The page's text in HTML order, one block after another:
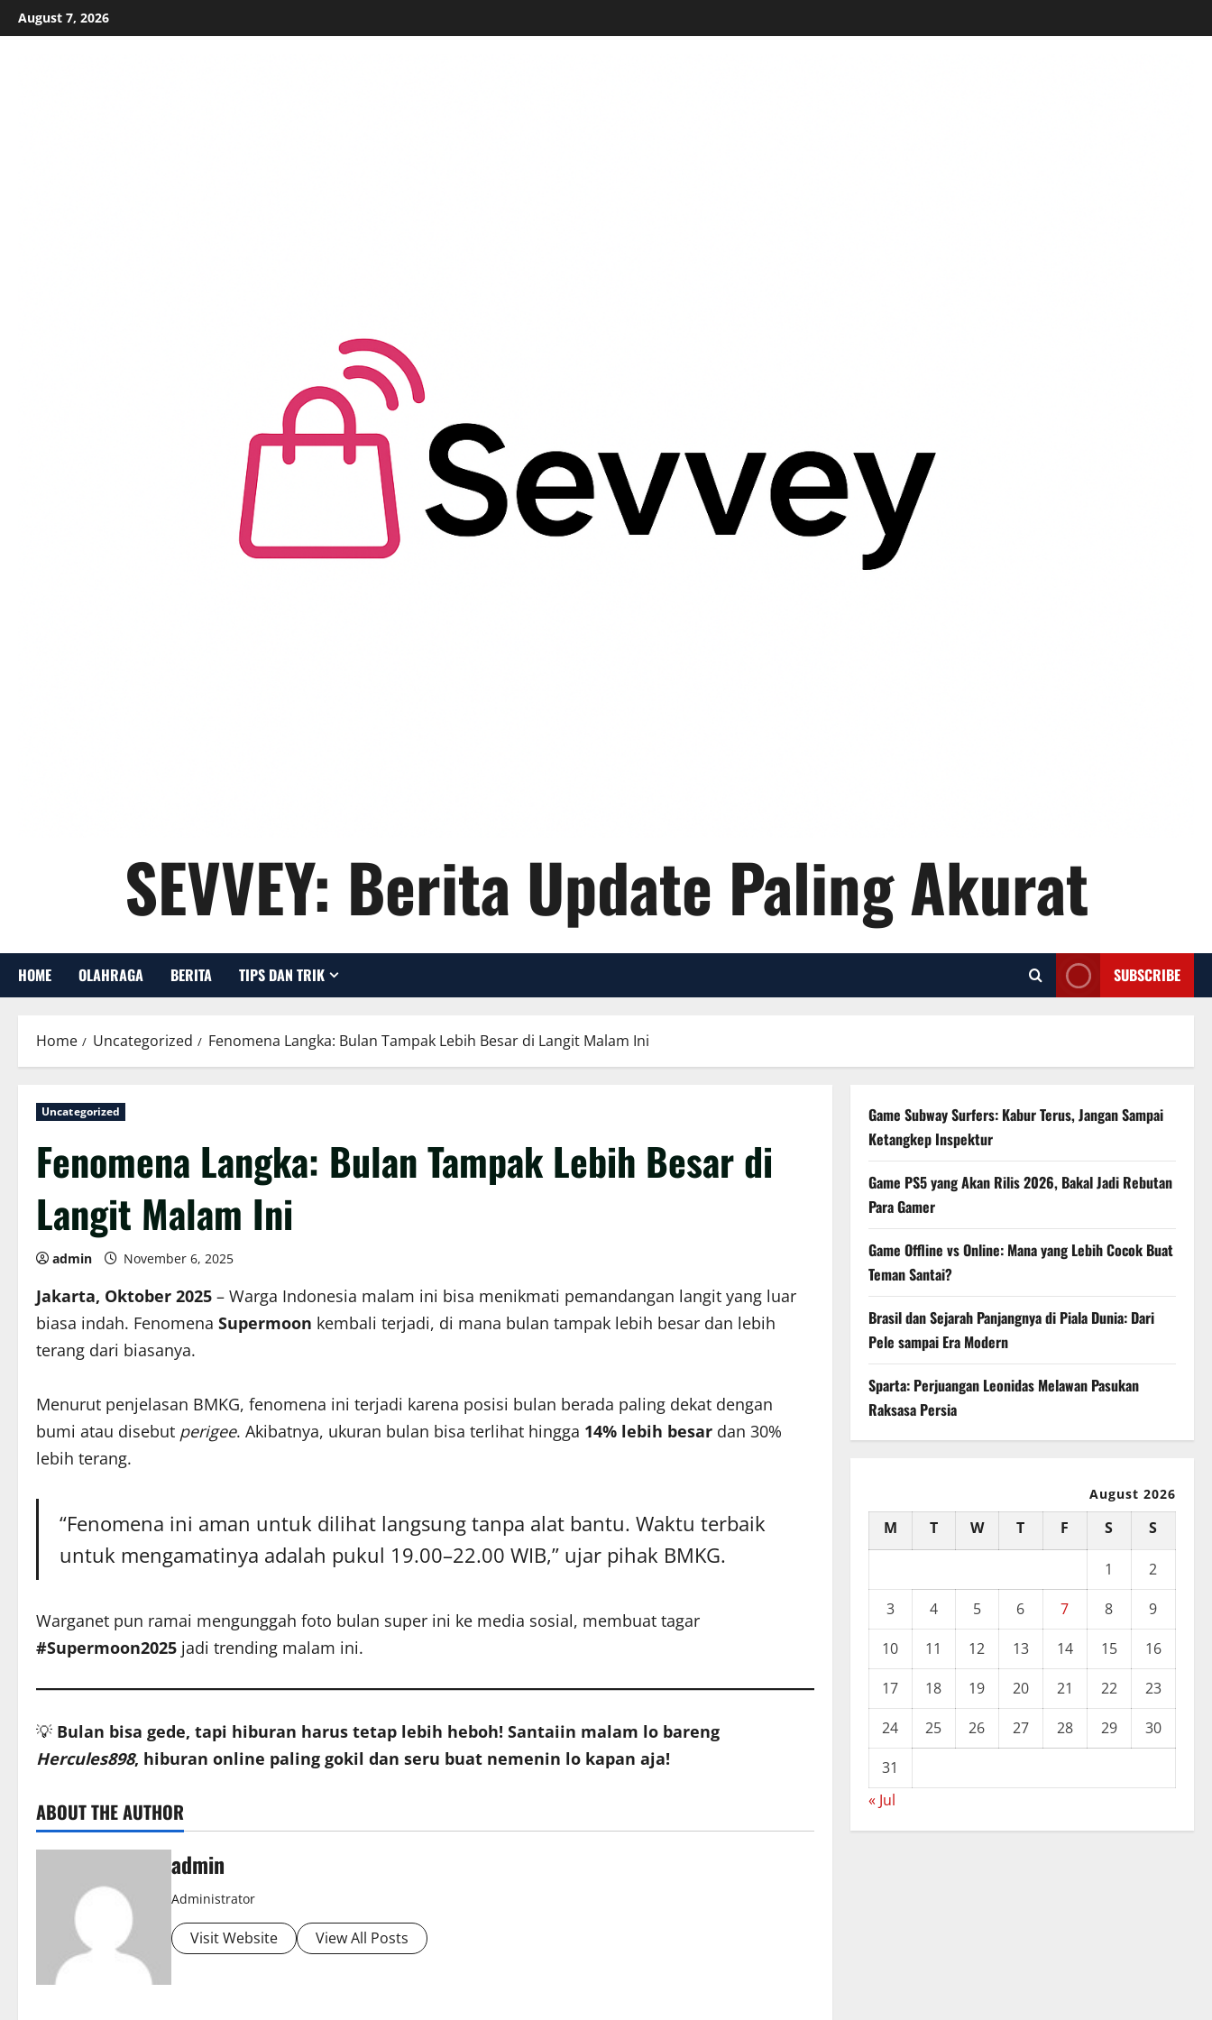
Skip
to
August 7, 2026
SEVVEY: Berita Update Paling Akurat
HOME OLAHRAGA BERITA TIPS DAN TRIK SUBSCRIBE
Home Uncategorized Fenomena Langka: Bulan Tampak Lebih Besar di Langit Malam Ini
Uncategorized
Fenomena Langka: Bulan Tampak Lebih Besar di
Langit Malam Ini
admin November 6, 2025
Jakarta, Oktober 2025 – Warga Indonesia malam ini bisa menikmati pemandangan langit yang luar
biasa indah. Fenomena Supermoon kembali terjadi, di mana bulan tampak lebih besar dan lebih
terang dari biasanya.
Menurut penjelasan BMKG, fenomena ini terjadi karena posisi bulan berada paling dekat dengan
bumi atau disebut perigee. Akibatnya, ukuran bulan bisa terlihat hingga 14% lebih besar dan 30%
lebih terang.
“Fenomena ini aman untuk dilihat langsung tanpa alat bantu. Waktu terbaik
untuk mengamatinya adalah pukul 19.00–22.00 WIB,” ujar pihak BMKG.
Warganet pun ramai mengunggah foto bulan super ini ke media sosial, membuat tagar
#Supermoon2025 jadi trending malam ini.
💡 Bulan bisa gede, tapi hiburan harus tetap lebih heboh! Santaiin malam lo bareng
Hercules898, hiburan online paling gokil dan seru buat nemenin lo kapan aja!
ABOUT THE AUTHOR
admin
Administrator
Visit Website View All Posts
Game Subway Surfers: Kabur Terus, Jangan Sampai
Ketangkep Inspektur
Game PS5 yang Akan Rilis 2026, Bakal Jadi Rebutan
Para Gamer
Game Offline vs Online: Mana yang Lebih Cocok Buat
Teman Santai?
Brasil dan Sejarah Panjangnya di Piala Dunia: Dari
Pele sampai Era Modern
Sparta: Perjuangan Leonidas Melawan Pasukan
Raksasa Persia
August 2026
M T W T F S S
1
2
3
4 5 6 7 8
9
10
11 12 13 14 15
16
17
18 19 20 21 22
23
24
25 26 27 28 29
30
31
« Jul